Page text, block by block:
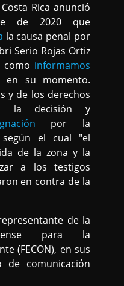
Rica anunció
de 2020 que
la causa penal por
Serio Rojas Ortiz
como informamos
en su momento.
y de los derechos
la decisión y
por la
según el cual "el
de la zona y la
a los testigos
en contra de la
de la
para la
(FECON), en sus
de comunicación